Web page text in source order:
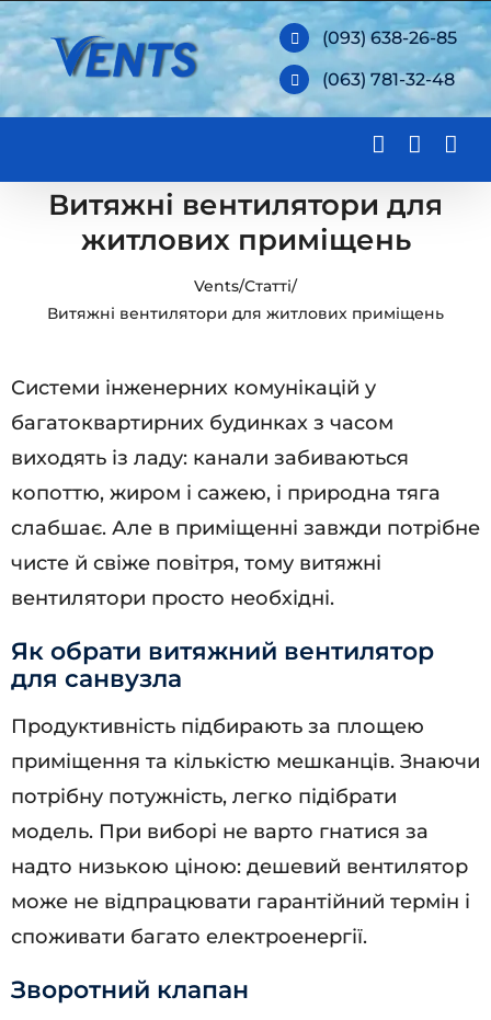
Skip
to
content
(093) 638-26-85
(063) 781-32-48
Витяжні вентилятори для
житлових приміщень
Vents/Статті/
Витяжні вентилятори для житлових приміщень
Системи інженерних комунікацій у
багатоквартирних будинках з часом
виходять із ладу: канали забиваються
копоттю, жиром і сажею, і природна тяга
слабшає. Але в приміщенні завжди потрібне
чисте й свіже повітря, тому витяжні
вентилятори просто необхідні.
Як обрати витяжний вентилятор
для санвузла
Продуктивність підбирають за площею
приміщення та кількістю мешканців. Знаючи
потрібну потужність, легко підібрати
модель. При виборі не варто гнатися за
надто низькою ціною: дешевий вентилятор
може не відпрацювати гарантійний термін і
споживати багато електроенергії.
Зворотний клапан